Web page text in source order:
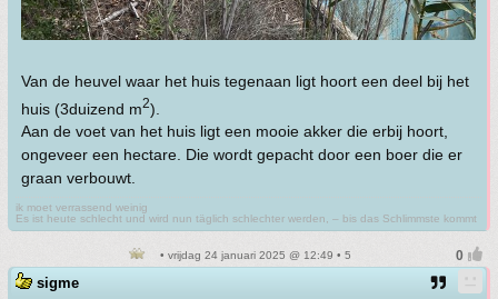
Van de heuvel waar het huis tegenaan ligt hoort een deel bij het
huis (3duizend m2).
Aan de voet van het huis ligt een mooie akker die erbij hoort,
ongeveer een hectare. Die wordt gepacht door een boer die er
graan verbouwt.
ik moet verrassend weinig
Es ist heute schlecht und wird nun täglich schlechter werden, – bis das Schlimmste kommt
• vrijdag 24 januari 2025 @ 12:49 • 5
sigme